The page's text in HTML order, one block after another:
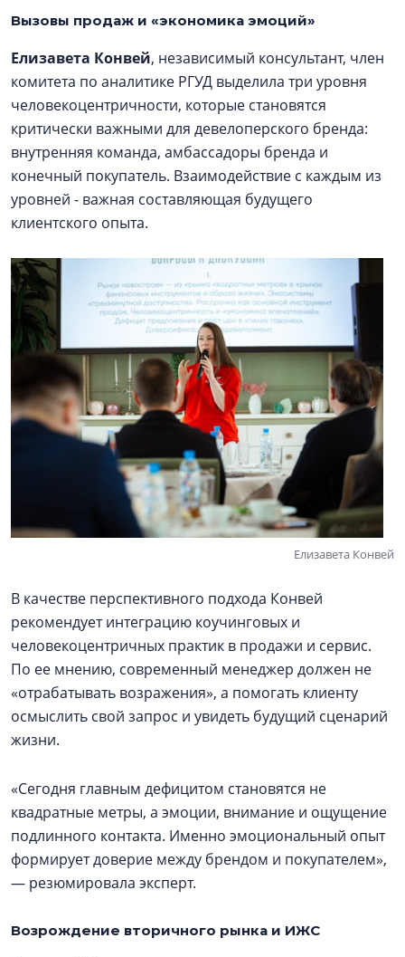
Вызовы продаж и «экономика эмоций»
Елизавета Конвей, независимый консультант, член
комитета по аналитике РГУД выделила три уровня
человекоцентричности, которые становятся
критически важными для девелоперского бренда:
внутренняя команда, амбассадоры бренда и
конечный покупатель. Взаимодействие с каждым из
уровней - важная составляющая будущего
клиентского опыта.
Елизавета Конвей
В качестве перспективного подхода Конвей
рекомендует интеграцию коучинговых и
человекоцентричных практик в продажи и сервис.
По ее мнению, современный менеджер должен не
«отрабатывать возражения», а помогать клиенту
осмыслить свой запрос и увидеть будущий сценарий
жизни.
«Сегодня главным дефицитом становятся не
квадратные метры, а эмоции, внимание и ощущение
подлинного контакта. Именно эмоциональный опыт
формирует доверие между брендом и покупателем»,
— резюмировала эксперт.
Возрождение вторичного рынка и ИЖС